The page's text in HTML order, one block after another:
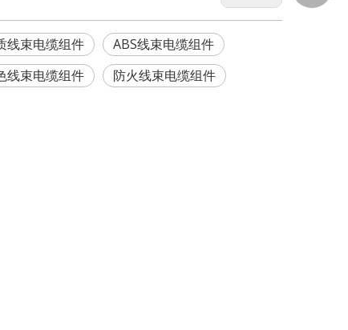
软硬件配套，是农机智能化作业的基础保障。坐落
线束电缆组件
ABS线束电缆组件
线束电缆组件 防火线束电缆组件